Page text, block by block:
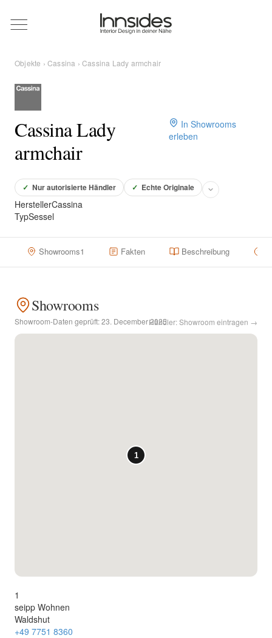
Magazin
Showrooms
Facebook
Objekte ›Cassina › Cassina Lady armchair
Cassina Lady
armchair
In Showrooms
erleben
✓ Nur autorisierte Händler ✓ Echte Originale
HerstellerCassina
TypSessel
Showrooms1 Fakten Beschreibung
Showrooms
Showroom-Daten geprüft:23. December 2025Händler: Showroom eintragen →
1
seipp Wohnen
Waldshut
+49 7751 8360